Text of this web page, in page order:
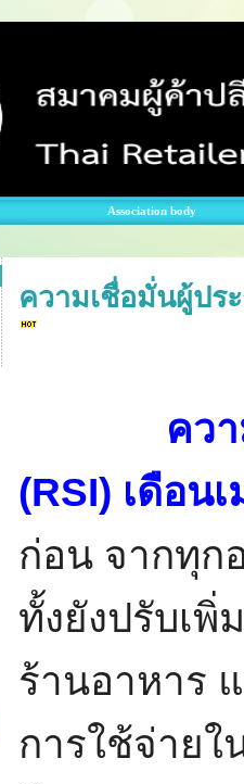
Association body
ความเชื่อมั่นผู้ปร
คว
(RSI) เดือน
ก่อน จากทุก
ทั้งยังปรับเ
ร้านอาหาร
การใช้จ่าย